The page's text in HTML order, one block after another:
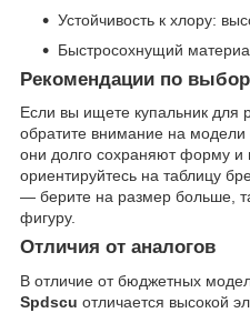
Устойчивость к хлору:
Быстросохнущий
Рекомендации по
Если вы ищете купальник для
обратите внимание на
они долго сохраняют форму и
ориентируйтесь на таблицу
— берите на размер больше,
фигуру.
Отличия от аналогов
В отличие от бюджетных
Spdscu отличается высокой